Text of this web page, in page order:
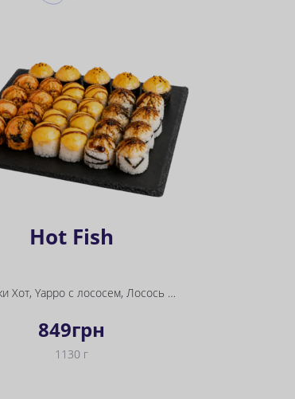
Hot Fish
Терияки Хот, Yappo с лососем, Лосось Унаги, 3 сыра
849грн
1130 г